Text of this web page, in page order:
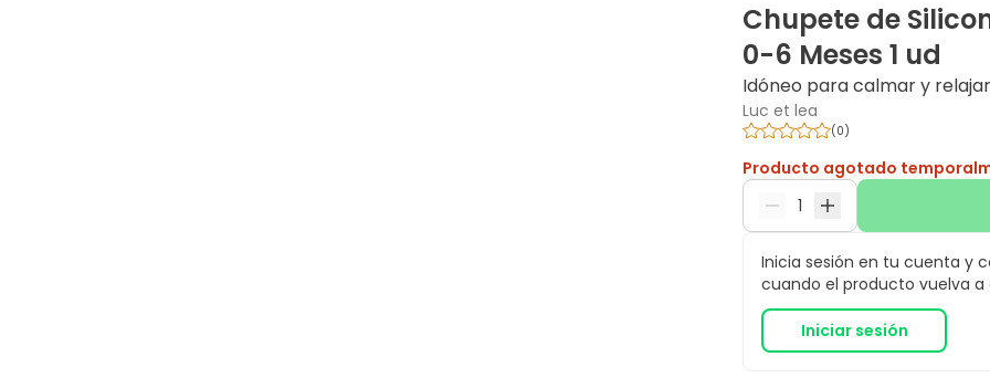
Chupete de
0-6 Meses 1 ud
Idóneo para calmar y
Luc et lea
(0)
Producto agotado
Inicia sesión en tu cuenta y
cuando el producto vuelva a
Iniciar sesión